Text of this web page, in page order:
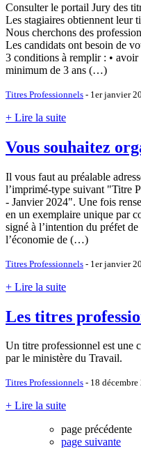
Consulter le portail Jury des
Les stagiaires obtiennent leur
Nous cherchons des
Les candidats ont besoin de
3 conditions à remplir : •
minimum de 3 ans (…)
Titres Professionnels - 1er janvier
+ Lire la suite
Vous souhaitez
Il vous faut au préalable
l’imprimé-type suivant "Titre
- Janvier 2024". Une fois
en un exemplaire unique par
signé à l’intention du préfet
l’économie de (…)
Titres Professionnels - 1er janvier
+ Lire la suite
Les titres
Un titre professionnel est une
par le ministère du Travail.
Titres Professionnels - 18 décembre
+ Lire la suite
page précédente
page suivante